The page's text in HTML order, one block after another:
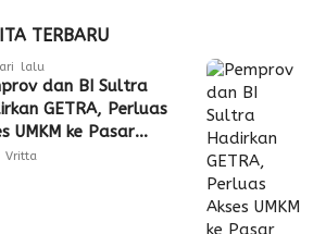
TERBARU
lalu
dan BI Sultra
GETRA, Perluas
UMKM ke Pasar
Vritta